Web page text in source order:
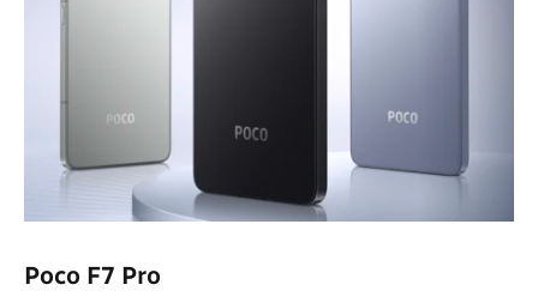
Poco F7 Pro